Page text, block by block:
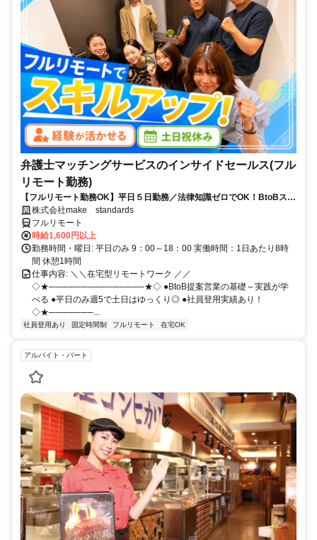
弁護士マッチングサービスのインサイドセールス(フル
リモート勤務)
【フルリモート勤務OK】平日５日勤務／法律知識ゼロでOK！BtoBスキ
ルが身につく営業職
株式会社make standards
フルリモート
時給1,600円以上
勤務時間・曜日: 平日のみ 9：00～18：00 実働時間：1日あたり8時
間 休憩1時間
仕事内容: ＼＼在宅型リモートワーク ／／
◇★───────────────★◇ ●BtoB提案営業の基礎～実践が学
べる ●平日のみ週5で土日はゆっくり◎ ●社員登用実績あり！
◇★───────...
社員登用あり 固定時間制 フルリモート 在宅OK
アルバイト・パート